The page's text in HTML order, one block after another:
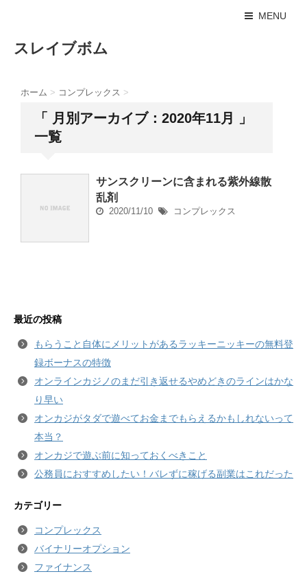
MENU
スレイブボム
ホーム > コンプレックス >
「 月別アーカイブ：2020年11月 」
一覧
サンスクリーンに含まれる紫外線散
乱剤
2020/11/10 コンプレックス
最近の投稿
もらうこと自体にメリットがあるラッキーニッキーの無料登
録ボーナスの特徴
オンラインカジノのまだ引き返せるやめどきのラインはかな
り早い
オンカジがタダで遊べてお金までもらえるかもしれないって
本当？
オンカジで遊ぶ前に知っておくべきこと
公務員におすすめしたい！バレずに稼げる副業はこれだった
カテゴリー
コンプレックス
バイナリーオプション
ファイナンス